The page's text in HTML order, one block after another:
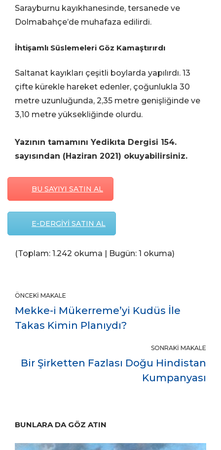
Sarayburnu kayıkhanesinde, tersanede ve
Dolmabahçe’de muhafaza edilirdi.
İhtişamlı Süslemeleri Göz Kamaştırırdı
Saltanat kayıkları çeşitli boylarda yapılırdı. 13
çifte kürekle hareket edenler, çoğunlukla 30
metre uzunluğunda, 2,35 metre genişliğinde ve
3,10 metre yüksekliğinde olurdu.
Yazının tamamını Yedikıta Dergisi 154.
sayısından (Haziran 2021) okuyabilirsiniz.
BU SAYIYI SATIN AL
E-DERGİYİ SATIN AL
(Toplam: 1.242 okuma | Bugün: 1 okuma)
ÖNCEKI MAKALE
Mekke-i Mükerreme’yi Kudüs İle
Takas Kimin Planıydı?
SONRAKI MAKALE
Bir Şirketten Fazlası Doğu Hindistan
Kumpanyası
BUNLARA DA GÖZ ATIN